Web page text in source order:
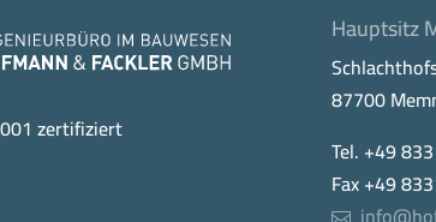
zertifiziert
Hauptsitz
87700
Tel. +49
Fax +49